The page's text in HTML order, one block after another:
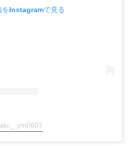
をInstagramで見る